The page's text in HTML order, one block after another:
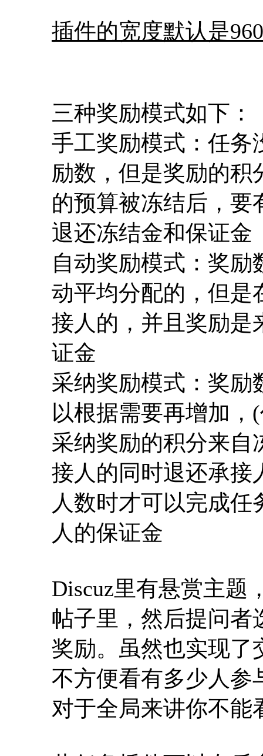
插件的宽度默认是
三种奖励模式如下：
手工奖励模式：任务
励数，但是奖励的积
的预算被冻结后，要
退还冻结金和保证金
自动奖励模式：奖
动平均分配的，但是
接人的，并且奖励是
证金
采纳奖励模式：奖励
以根据需要再增加
采纳奖励的积分来自
接人的同时退还承接
人数时才可以完成
人的保证金
Discuz里有悬赏主题
帖子里，然后提问者
奖励。虽然也实现了
不方便看有多少人参
对于全局来讲你不能